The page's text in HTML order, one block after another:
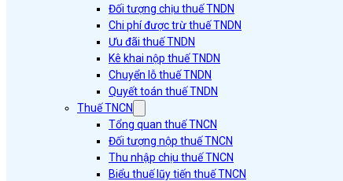
Đối tượng chịu thuế TNDN
Chi phí được trừ thuế TNDN
Ưu đãi thuế TNDN
Kê khai nộp thuế TNDN
Chuyển lỗ thuế TNDN
Quyết toán thuế TNDN
Thuế TNCN
Tổng quan thuế TNCN
Đối tượng nộp thuế TNCN
Thu nhập chịu thuế TNCN
Biểu thuế lũy tiến thuế TNCN